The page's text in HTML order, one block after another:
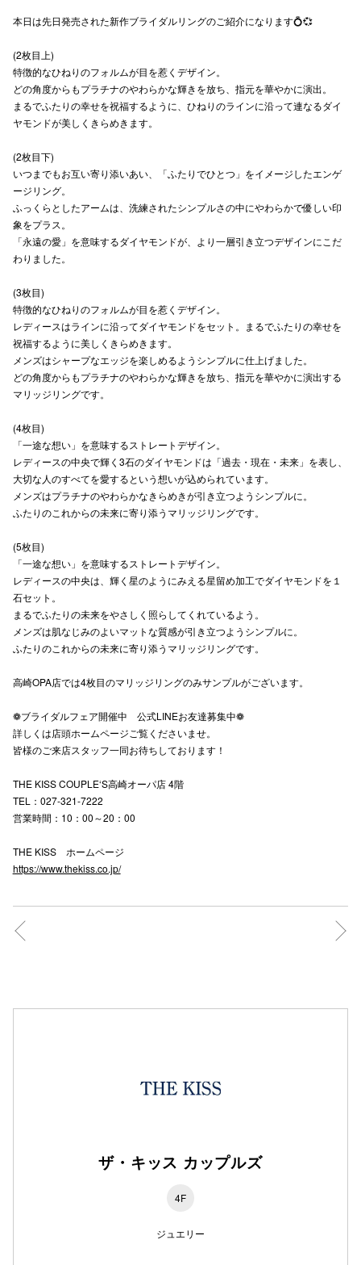
本日は先日発売された新作ブライダルリングのご紹介になります💍💞
(2枚目上)
特徴的なひねりのフォルムが目を惹くデザイン。
どの角度からもプラチナのやわらかな輝きを放ち、指元を華やかに演出。
まるでふたりの幸せを祝福するように、ひねりのラインに沿って連なるダイ
ヤモンドが美しくきらめきます。
(2枚目下)
いつまでもお互い寄り添いあい、「ふたりでひとつ」をイメージしたエンゲ
ージリング。
ふっくらとしたアームは、洗練されたシンプルさの中にやわらかで優しい印
象をプラス。
「永遠の愛」を意味するダイヤモンドが、より一層引き立つデザインにこだ
わりました。
(3枚目)
特徴的なひねりのフォルムが目を惹くデザイン。
レディースはラインに沿ってダイヤモンドをセット。まるでふたりの幸せを
祝福するように美しくきらめきます。
メンズはシャープなエッジを楽しめるようシンプルに仕上げました。
どの角度からもプラチナのやわらかな輝きを放ち、指元を華やかに演出する
マリッジリングです。
(4枚目)
「一途な想い」を意味するストレートデザイン。
レディースの中央で輝く3石のダイヤモンドは「過去・現在・未来」を表し、
大切な人のすべてを愛するという想いが込められています。
メンズはプラチナのやわらかなきらめきが引き立つようシンプルに。
ふたりのこれからの未来に寄り添うマリッジリングです。
(5枚目)
「一途な想い」を意味するストレートデザイン。
レディースの中央は、輝く星のようにみえる星留め加工でダイヤモンドを１
石セット。
まるでふたりの未来をやさしく照らしてくれているよう。
メンズは肌なじみのよいマットな質感が引き立つようシンプルに。
ふたりのこれからの未来に寄り添うマリッジリングです。
高崎OPA店では4枚目のマリッジリングのみサンプルがございます。
❁ブライダルフェア開催中 公式LINEお友達募集中❁
詳しくは店頭ホームページご覧くださいませ。
皆様のご来店スタッフ一同お待ちしております！
THE KISS COUPLE‘S高崎オーパ店 4階
TEL：027-321-7222
営業時間：10：00～20：00
THE KISS ホームページ
https://www.thekiss.co.jp/
ザ・キッス カップルズ
4F
ジュエリー
プライバシ
秋田オ
高崎オ
新百合丘
那覇オ
横浜ビ
仙台フォ